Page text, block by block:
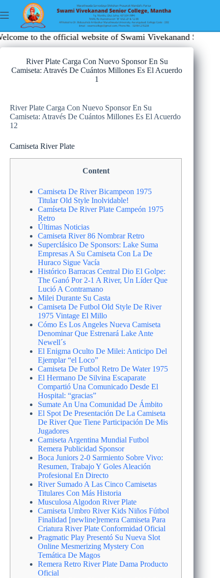
to the official website of Swami Vivekanand Senior
River Plate Carga Con Nuevo Sponsor En Su
Camiseta: Através De Cuántos Millones Es El Acuerdo
1
River Plate Carga Con Nuevo Sponsor En Su
Camiseta: Através De Cuántos Millones Es El Acuerdo
12
Camiseta River Plate
Content
Camiseta De River Bicampeon 1975
Titular Old Style Inolvidable!
Camíseta De River Plate Campeón 1975
Retro
Últimas Noticias
Camiseta River 86 Nombrar Retro
Superclásico De Sponsors: Lake Suma
Empresas A Su Camiseta Con La De
Huraco Sigue Vacía
Histórico Barracas Central Dio El Golpe:
The Ganó Por 2-1 A River, Un Líder Que
Lució A Contramano
Milei Durante Su Casta
Camiseta De Futbol Old Style De River
1975 Vintage El Millo
Cómo Es Los Angeles Nueva Camiseta
Denominar Que Estrenará Lake Ante
Newell´s
El Enigma Oculto De Milei: Anticipo Del
Ejemplar “el Loco”
Camiseta De Futbol Retro De Water 1975
El Hermano De Silvina Escaparate
Compartió Una Comunicado Desde El
Hospital: “gracias”
Sumate An Una Comunidad De Ámbito
El Spot De Presentación De La Camiseta
De River Que Tiene Participación De Mis
Jugadores
Camiseta Argentina Mundial Futbol
Remera Publicidad Sponsor
Boca Juniors 2-0 Sarmiento Sobre Vivo:
Resumen, Trabajo Y Goles Aleación
Profesional En Directo
River Sumado A Las Cinco Camisetas
Titulares Con Más Historia
Musculosa Algodon River Plate
Camiseta Umbro River Kids Niños Fútbol
Finalidad [newline]remera Camiseta Para
Criatura River Plate Conformidad Oficial
Pragmatic Play Presentó Su Nueva Slot
Online Mesmerizing Mystery Con
Temática De Magos
Remera Retro River Plate Dama Producto
Oficial